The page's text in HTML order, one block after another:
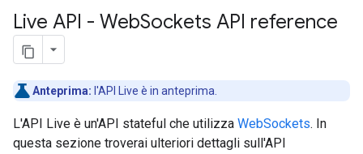
Live API - WebSockets API reference
Anteprima: l'API Live è in anteprima.
L'API Live è un'API stateful che utilizza WebSockets. In
questa sezione troverai ulteriori dettagli sull'API